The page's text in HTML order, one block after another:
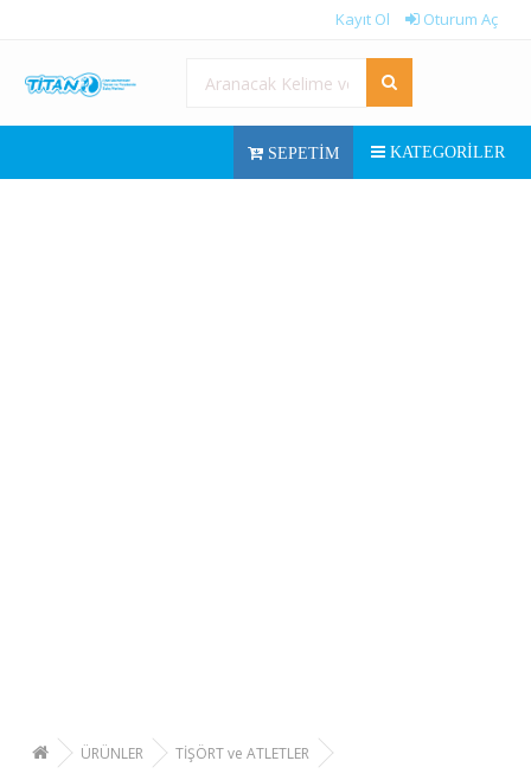
Kayıt Ol Oturum Aç
SEPETIM KATEGORILER
ÜRÜNLER TİŞÖRT ve ATLETLER